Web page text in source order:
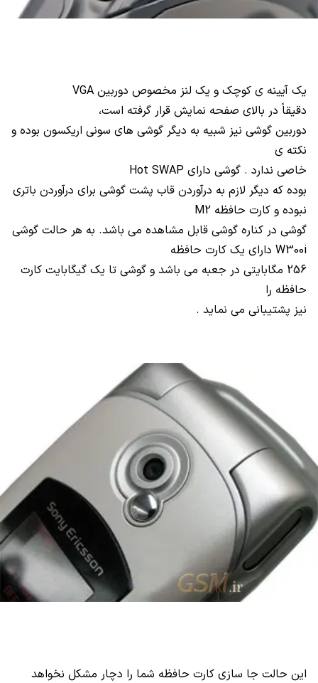
یک آیینه ی کوچک و یک لنز مخصوص دوربین VGA
دقیقاً در بالای صفحه نمایش قرار گرفته است،
دوربین گوشی نیز شبیه به دیگر گوشی های سونی اریکسون بوده و
نکته ی
خاصی ندارد . گوشی دارای Hot SWAP
بوده که دیگر لازم به درآوردن قاب پشت گوشی برای درآوردن باتری
نبوده و کارت حافظه M2
گوشی در کناره گوشی قابل مشاهده می باشد. به هر حالت گوشی
W300i دارای یک کارت حافظه
256 مگابایتی در جعبه می باشد و گوشی تا یک گیگابایت کارت
حافظه را
نیز پشتیبانی می نماید .
این حالت جا سازی کارت حافظه شما را دچار مشکل نخواهد